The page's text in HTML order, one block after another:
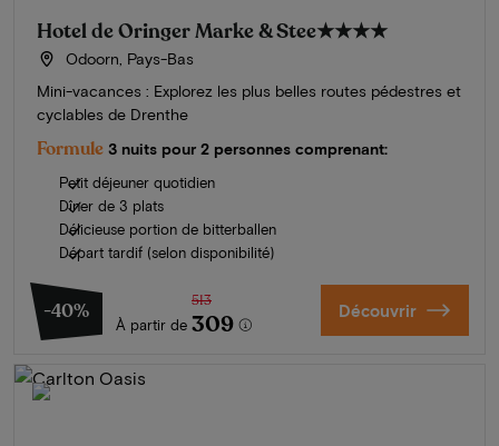
Hotel de Oringer Marke & Stee★★★★
Odoorn, Pays-Bas
Mini-vacances : Explorez les plus belles routes pédestres et
cyclables de Drenthe
Formule 3 nuits pour 2 personnes comprenant:
Petit déjeuner quotidien
Dîner de 3 plats
Délicieuse portion de bitterballen
Départ tardif (selon disponibilité)
-40%
À partir de
513
309 Découvrir